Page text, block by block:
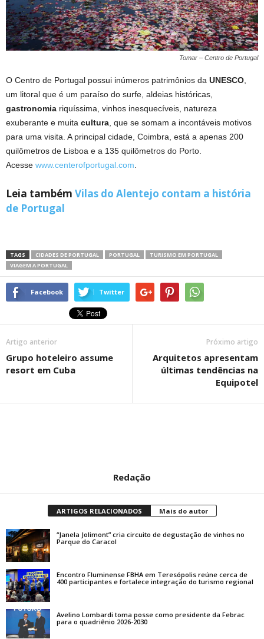
Tomar – Centro de Portugal
O Centro de Portugal possui inúmeros patrimônios da UNESCO,
um litoral que é um paraíso do surfe, aldeias históricas,
gastronomia riquíssima, vinhos inesquecíveis, natureza
exuberante e muita cultura, que se somam a incontáveis motivos
para uma visita. A principal cidade, Coimbra, está a apenas 200
quilômetros de Lisboa e a 135 quilômetros do Porto.
Acesse www.centerofportugal.com.
Leia também Vilas do Alentejo contam a história
de Portugal
TAGS CIDADES DE PORTUGAL PORTUGAL
TURISMO EM PORTUGAL
VIAGEM A PORTUGAL
Facebook Twitter
Artigo anterior
Grupo hoteleiro assume
resort em Cuba
Próximo artigo
Arquitetos apresentam
últimas tendências na
Equipotel
Redação
ARTIGOS RELACIONADOS Mais do autor
“Janela Jolimont” cria circuito de degustação de vinhos no
Parque do Caracol
Encontro Fluminense FBHA em Teresópolis reúne cerca de
400 participantes e fortalece integração do turismo regional
Avelino Lombardi toma posse como presidente da Febrac
para o quadriênio 2026-2030